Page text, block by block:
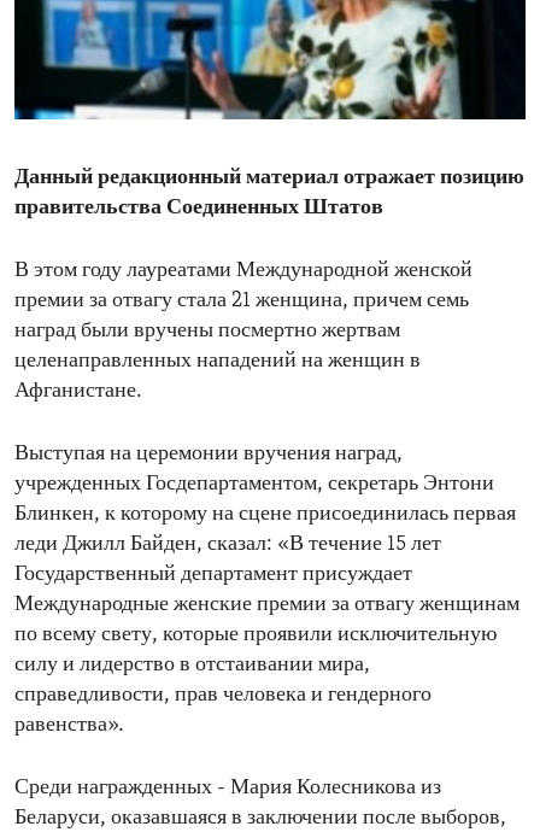
ENVIRONMENT AND HEALTH
IDEALS AND INSTITUTIONS
Данный редакционный материал отражает позицию
правительства Соединенных Штатов
В этом году лауреатами Международной женской
премии за отвагу стала 21 женщина, причем семь
наград были вручены посмертно жертвам
целенаправленных нападений на женщин в
Афганистане.
Выступая на церемонии вручения наград,
учрежденных Госдепартаментом, секретарь Энтони
Блинкен, к которому на сцене присоединилась первая
леди Джилл Байден, сказал: «В течение 15 лет
Государственный департамент присуждает
Международные женские премии за отвагу женщинам
по всему свету, которые проявили исключительную
силу и лидерство в отстаивании мира,
справедливости, прав человека и гендерного
равенства».
Среди награжденных - Мария Колесникова из
Беларуси, оказавшаяся в заключении после выборов,